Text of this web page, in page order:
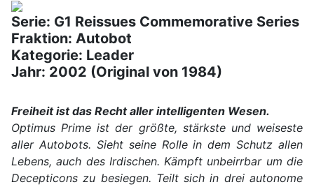
Serie: G1 Reissues Commemorative Series
Fraktion: Autobot
Kategorie: Leader
Jahr: 2002 (Original von 1984)
Freiheit ist das Recht aller intelligenten Wesen.
Optimus Prime ist der größte, stärkste und weiseste
aller Autobots. Sieht seine Rolle in dem Schutz allen
Lebens, auch des Irdischen. Kämpft unbeirrbar um die
Decepticons zu besiegen. Teilt sich in drei autonome